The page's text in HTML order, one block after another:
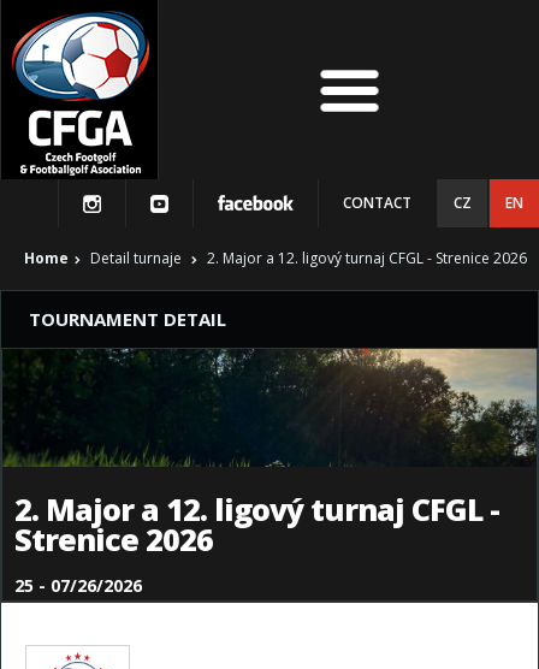
CONTACT CZ EN
Home Detail turnaje 2. Major a 12. ligový turnaj CFGL - Strenice 2026
TOURNAMENT DETAIL
2. Major a 12. ligový turnaj CFGL -
Strenice 2026
25 - 07/26/2026